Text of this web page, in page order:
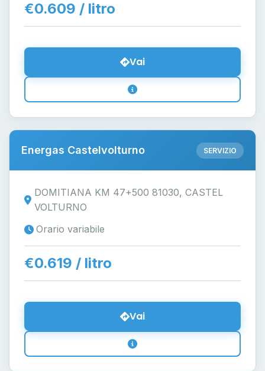
€0.609 / litro
Vai
Energas Castelvolturno SERVIZIO
DOMITIANA KM 47+500 81030, CASTEL
VOLTURNO
Orario variabile
€0.619 / litro
Vai